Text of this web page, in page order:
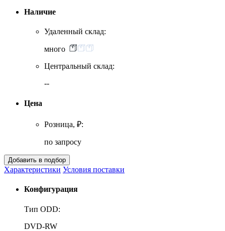
Наличие
Удаленный склад:
много
Центральный склад:
--
Цена
Розница, ₽:
по запросу
Характеристики Условия поставки
Конфигурация
Тип ODD:
DVD-RW